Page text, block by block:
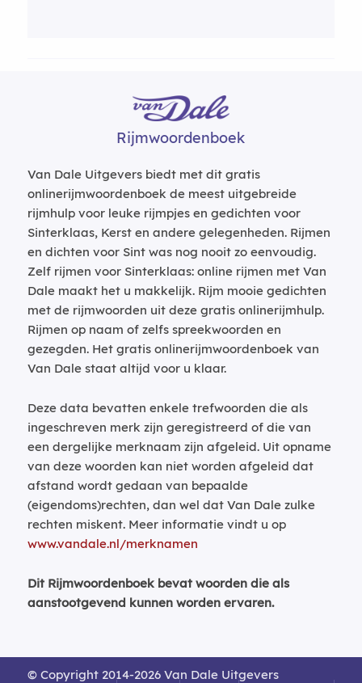
Rijmwoordenboek
Van Dale Uitgevers biedt met dit gratis
onlinerijmwoordenboek de meest uitgebreide
rijmhulp voor leuke rijmpjes en gedichten voor
Sinterklaas, Kerst en andere gelegenheden. Rijmen
en dichten voor Sint was nog nooit zo eenvoudig.
Zelf rijmen voor Sinterklaas: online rijmen met Van
Dale maakt het u makkelijk. Rijm mooie gedichten
met de rijmwoorden uit deze gratis onlinerijmhulp.
Rijmen op naam of zelfs spreekwoorden en
gezegden. Het gratis onlinerijmwoordenboek van
Van Dale staat altijd voor u klaar.
Deze data bevatten enkele trefwoorden die als
ingeschreven merk zijn geregistreerd of die van
een dergelijke merknaam zijn afgeleid. Uit opname
van deze woorden kan niet worden afgeleid dat
afstand wordt gedaan van bepaalde
(eigendoms)rechten, dan wel dat Van Dale zulke
rechten miskent. Meer informatie vindt u op
www.vandale.nl/merknamen
Dit Rijmwoordenboek bevat woorden die als
aanstootgevend kunnen worden ervaren.
© Copyright 2014-2026 Van Dale Uitgevers